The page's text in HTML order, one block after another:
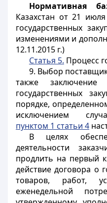
Нормативная
Казахстан от 21
государственных
изменениями и
12.11.2015 г.)
Статья 5. Процесс
9. Выбор
также
государственных
порядке,
исключением
пунктом 1 статьи 4
В целях
деятельности
продлить на первый
действие договора о
товаров, работ,
еженедельной